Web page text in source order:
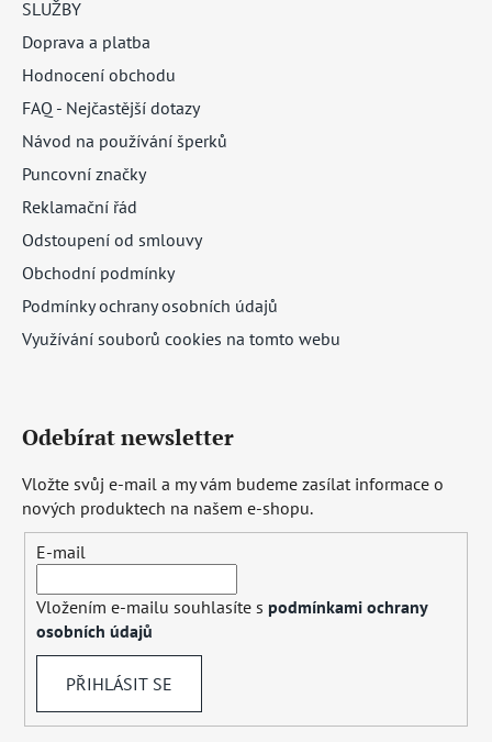
SLUŽBY
Doprava a platba
Hodnocení obchodu
FAQ - Nejčastější dotazy
Návod na používání šperků
Puncovní značky
Reklamační řád
Odstoupení od smlouvy
Obchodní podmínky
Podmínky ochrany osobních údajů
Využívání souborů cookies na tomto webu
Odebírat newsletter
Vložte svůj e-mail a my vám budeme zasílat informace o
nových produktech na našem e-shopu.
E-mail
Vložením e-mailu souhlasíte s podmínkami ochrany
osobních údajů
PŘIHLÁSIT SE